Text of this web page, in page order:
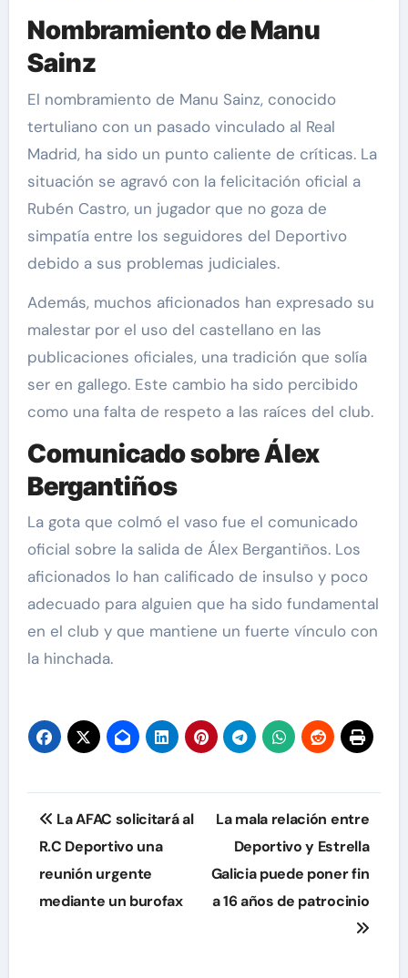
Nombramiento de Manu
Sainz
El nombramiento de Manu Sainz, conocido
tertuliano con un pasado vinculado al Real
Madrid, ha sido un punto caliente de críticas. La
situación se agravó con la felicitación oficial a
Rubén Castro, un jugador que no goza de
simpatía entre los seguidores del Deportivo
debido a sus problemas judiciales.
Además, muchos aficionados han expresado su
malestar por el uso del castellano en las
publicaciones oficiales, una tradición que solía
ser en gallego. Este cambio ha sido percibido
como una falta de respeto a las raíces del club.
Comunicado sobre Álex
Bergantiños
La gota que colmó el vaso fue el comunicado
oficial sobre la salida de Álex Bergantiños. Los
aficionados lo han calificado de insulso y poco
adecuado para alguien que ha sido fundamental
en el club y que mantiene un fuerte vínculo con
la hinchada.
Navegación
de
entradas
La AFAC solicitará al
R.C Deportivo una
reunión urgente
mediante un burofax
La mala relación entre
Deportivo y Estrella
Galicia puede poner fin
a 16 años de patrocinio